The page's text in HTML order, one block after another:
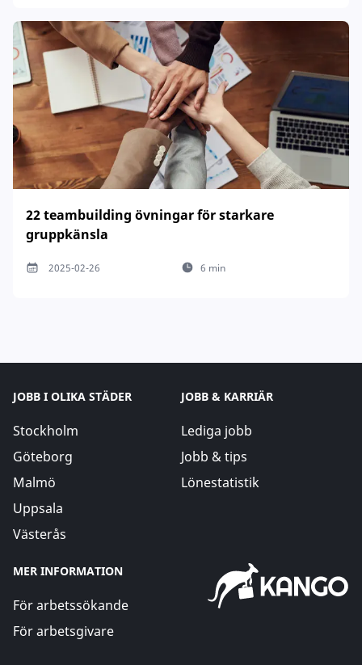
22 teambuilding övningar för starkare
gruppkänsla
2025-02-26 6 min
JOBB I OLIKA STÄDER
Stockholm
Göteborg
Malmö
Uppsala
Västerås
JOBB & KARRIÄR
Lediga jobb
Jobb & tips
Lönestatistik
MER INFORMATION
För arbetssökande
För arbetsgivare